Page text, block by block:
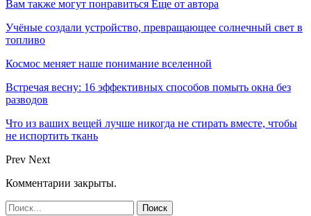
Вам также могут понравиться Еще от автора
Учёные создали устройство, превращающее солнечный свет в
топливо
Космос меняет наше понимание вселенной
Встречая весну: 16 эффективных способов помыть окна без
разводов
Что из ваших вещей лучше никогда не стирать вместе, чтобы
не испортить ткань
Prev Next
Комментарии закрыты.